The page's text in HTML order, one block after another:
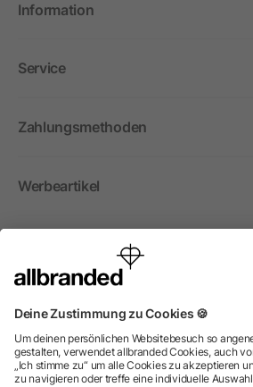
Information
Service
Zahlungsmethoden
Werbeartikel
International